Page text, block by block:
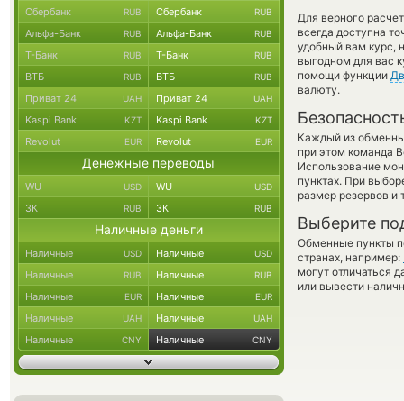
Для верного
всегда доступна
удобный вам курс,
выгодном для вас
помощи функции
валюту.
Каждый из
при этом команда
Использование
пунктах. При
размер резервов и
Выберите
Обменные пункты
странах, например:
могут отличаться
или вывести
Сбербанк RUB Сбербанк RUB
Альфа-Банк RUB Альфа-Банк RUB
Т-Банк RUB Т-Банк RUB
ВТБ RUB ВТБ RUB
Приват 24 UAH Приват 24 UAH
Kaspi Bank KZT Kaspi Bank KZT
Revolut EUR Revolut EUR
Денежные переводы
WU USD WU USD
ЗК RUB ЗК RUB
Наличные деньги
Наличные USD Наличные USD
Наличные RUB Наличные RUB
Наличные EUR Наличные EUR
Наличные UAH Наличные UAH
Наличные CNY Наличные CNY